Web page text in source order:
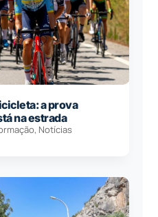
a prova
na estrada
, Notícias